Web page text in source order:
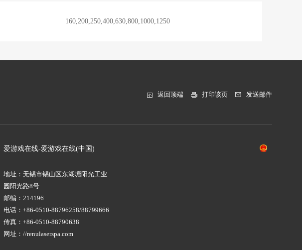
160,200,250,400,630,800,1000,1250
返回顶端 打印该页 发送邮件
爱游戏在线-爱游戏在线(中国)
地址：无锡市锡山区东湖塘阳光工业
园阳光路8号
邮编：214196
电话：+86-0510-88796258/88799666
传真：+86-0510-88790638
网址：//renulaserspa.com